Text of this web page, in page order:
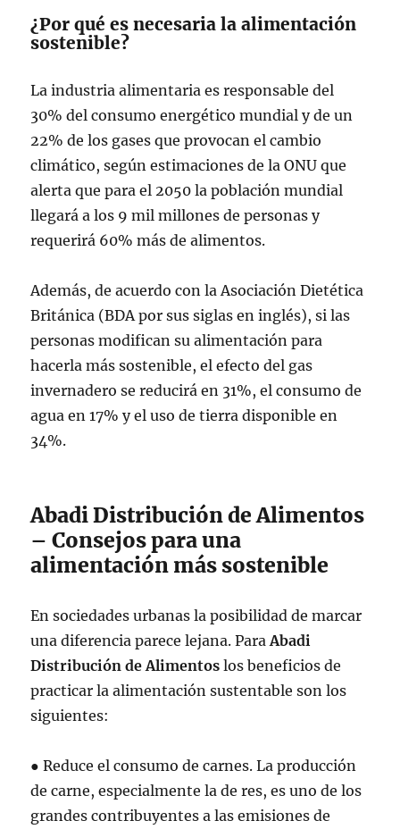
¿Por qué es necesaria la alimentación
sostenible?
La industria alimentaria es responsable del
30% del consumo energético mundial y de un
22% de los gases que provocan el cambio
climático, según estimaciones de la ONU que
alerta que para el 2050 la población mundial
llegará a los 9 mil millones de personas y
requerirá 60% más de alimentos.
Además, de acuerdo con la Asociación Dietética
Británica (BDA por sus siglas en inglés), si las
personas modifican su alimentación para
hacerla más sostenible, el efecto del gas
invernadero se reducirá en 31%, el consumo de
agua en 17% y el uso de tierra disponible en
34%.
Abadi Distribución de Alimentos
– Consejos para una
alimentación más sostenible
En sociedades urbanas la posibilidad de marcar
una diferencia parece lejana. ParaAbadi
Distribución de Alimentoslos beneficios de
practicar la alimentación sustentable son los
siguientes:
● Reduce el consumo de carnes. La producción
de carne, especialmente la de res, es uno de los
grandes contribuyentes a las emisiones de